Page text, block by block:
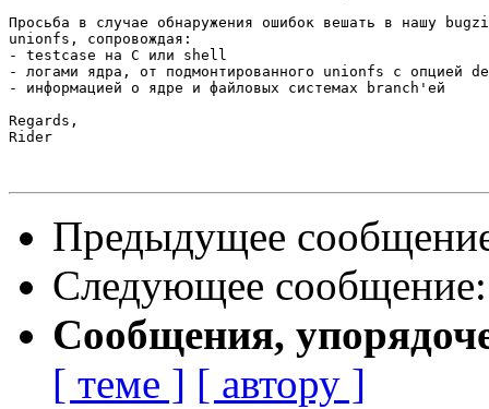
Просьба в случае обнаружения ошибок вешать в нашу
unionfs, сопровождая:
- testcase на C или shell
- логами ядра, от подмонтированного unionfs с опцией
- информацией о ядре и файловых системах branch'ей
Regards,
Rider
Предыдущее
Следующее
Сообщения,
[ теме ] [ автору ]